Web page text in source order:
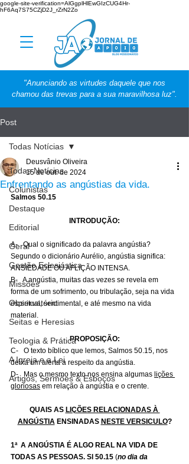
google-site-verification=AlGgplHlEwGIzCUG4Hr-
hF6Aq7S75CZjD2J_rZrN2Zo
"Anunciando as virtudes daquele que nos
chamou das trevas para a sua maravilhosa luz".
Post
Todas Notícias
Colunistas
Destaque
Editorial
Geral
Gestão Eclesiástica
Missões
Observatório
Seitas e Heresias
Teologia & Prática
A Igreja e a Lei
Artigos, Sermões & Esboços
Todas Notícias
Enfrentando as angústias da vida.
Deusvânio Oliveira
15 de out. de 2024
Salmos 50.15
INTRODUÇÃO:
A-   Qual o significado da palavra angústia?
Segundo o dicionário Aurélio, angústia significa:
ANSIEDADE OU AFLIÇÃO INTENSA.
B-   A angústia, muitas das vezes se revela em
forma de um sofrimento, ou tribulação, seja na vida
espiritual, sentimental, e até mesmo na vida
material.
PROPOSIÇÃO:
C-   O texto bíblico que lemos, Salmos 50.15, nos
deixa um alerta a respeito da angústia.
D-   Mas o mesmo texto nos ensina algumas lições
gloriosas em relação à angústia e o crente.
QUAIS AS LIÇÕES RELACIONADAS À
ANGÚSTIA ENSINADAS NESTE VERSICULO?
1ª  A ANGÚSTIA É ALGO REAL NA VIDA DE
TODAS AS PESSOAS. Sl 50.15 (no dia da